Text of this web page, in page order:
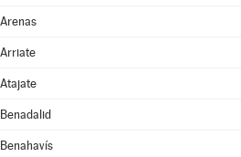
Arenas
Arriate
Atajate
Benadalid
Benahavís